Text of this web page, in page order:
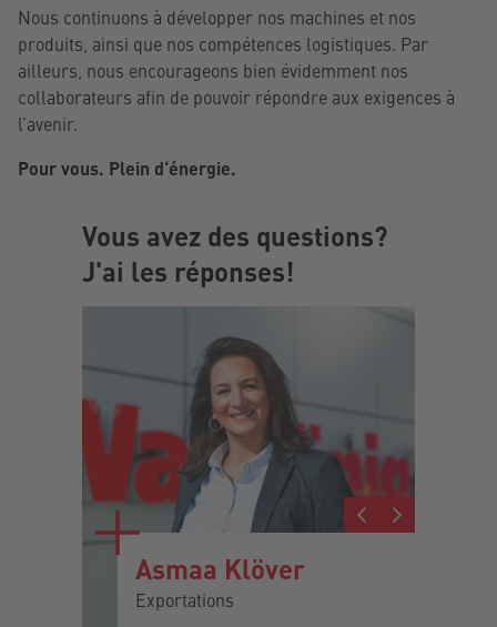
Nous continuons à développer nos machines et nos
produits, ainsi que nos compétences logistiques. Par
ailleurs, nous encourageons bien évidemment nos
collaborateurs afin de pouvoir répondre aux exigences à
l’avenir.
Pour vous. Plein d‘énergie.
Vous avez des questions?
J'ai les réponses!
Asmaa Klöver
Exportations